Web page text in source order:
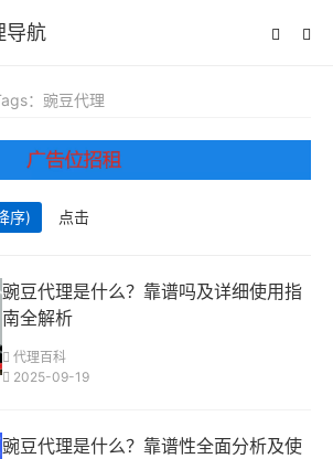
导航
：豌豆代理
序) 点击
豌豆代理是什么？靠谱吗及详细使用指
南全解析
代理百科
2025-09-19
豌豆代理是什么？靠谱性全面分析及使